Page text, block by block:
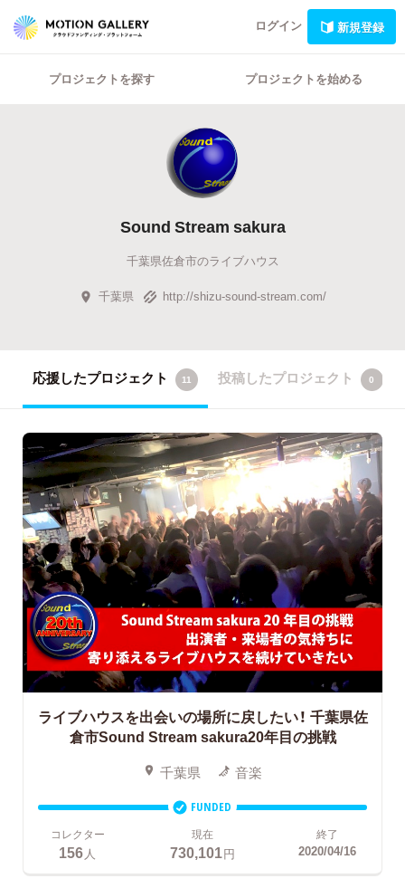
ログイン 新規登録
プロジェクトを探す プロジェクトを始める
Sound Stream sakura
千葉県佐倉市のライブハウス
千葉県 http://shizu-sound-stream.com/
応援したプロジェクト 11 投稿したプロジェクト 0
ライブハウスを出会いの場所に戻したい！ 千葉県佐
倉市Sound Stream sakura20年目の挑戦
千葉県 音楽
FUNDED
コレクター
156 人
現在
730,101円
終了
2020/04/16